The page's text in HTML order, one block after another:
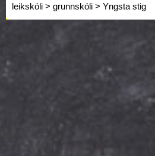
leikskóli > grunnskóli > Yngsta stig